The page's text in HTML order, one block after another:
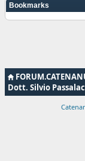
Bookmarks
Dott. Silvio